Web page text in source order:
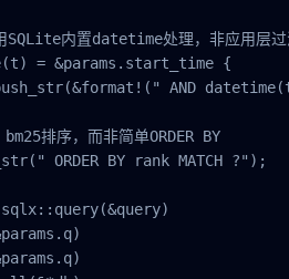
SQLite内置datetime处理，非应用层过
= &params.start_time {
AND
排序，而非简单ORDER BY
ORDER BY rank MATCH ?");